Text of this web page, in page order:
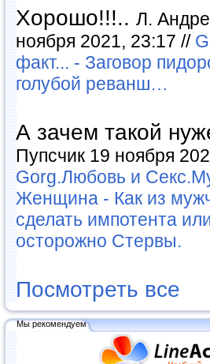
Хорошо!!!.. Л.
ноября 2021, 23:17 //
факт... - Заговор
голубой реванш…
А зачем такой
Пупсчик 19 ноября
Gorg.Любовь и
Женщина - Как из
сделать импотента
осторожно Стервы.
Посмотреть все
Мы рекомендуем